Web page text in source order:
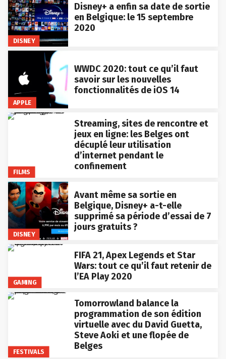
DISNEY
Disney+ a enfin sa date de sortie
en Belgique: le 15 septembre
2020
APPLE
WWDC 2020: tout ce qu’il faut
savoir sur les nouvelles
fonctionnalités de iOS 14
FILMS
Streaming, sites de rencontre et
jeux en ligne: les Belges ont
décuplé leur utilisation
d’internet pendant le
confinement
DISNEY
Avant même sa sortie en
Belgique, Disney+ a-t-elle
supprimé sa période d’essai de 7
jours gratuits ?
GAMING
FIFA 21, Apex Legends et Star
Wars: tout ce qu’il faut retenir de
l’EA Play 2020
FESTIVALS
Tomorrowland balance la
programmation de son édition
virtuelle avec du David Guetta,
Steve Aoki et une flopée de
Belges